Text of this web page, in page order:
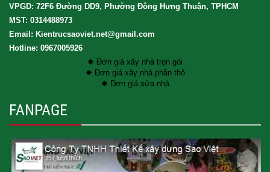
VPGD: 72F6 Đường DD9, Phường Đông Hưng Thuận, TPHCM
MST: 0314488973
Email: Kientrucsaoviet.net@gmail.com
Hotline: 0967005926
✸ Đơn giá xây nhà trọn gói
✸ Đơn giá xây nhà phần thô
✸ Đơn giá sửa nhà
FANPAGE